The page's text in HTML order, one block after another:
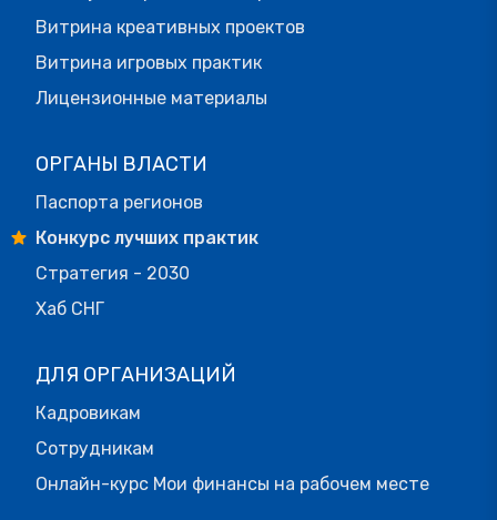
Витрина креативных проектов
Витрина игровых практик
Лицензионные материалы
ОРГАНЫ ВЛАСТИ
Паспорта регионов
Конкурс лучших практик
Стратегия - 2030
Хаб СНГ
ДЛЯ ОРГАНИЗАЦИЙ
Кадровикам
Сотрудникам
Онлайн-курс Мои финансы на рабочем месте